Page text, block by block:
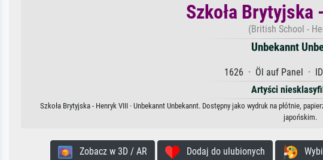
Szkoła Brytyjska
(British School -
Unbekannt
1626 · Öl auf Panel ·
Artyści
Szkoła Brytyjska - Henryk VIII · Unbekannt Unbekannt. Dostępny jako wydruk na płótnie,
japońskim.
Zobacz w 3D / AR Dodaj do ulubionych